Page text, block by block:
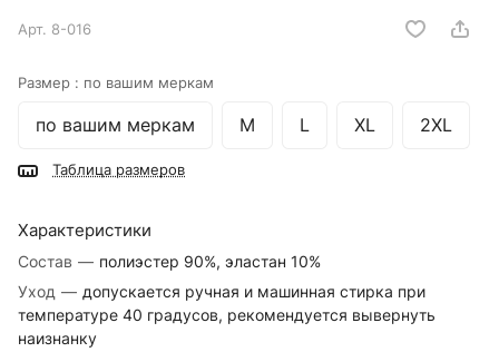
Арт. 8-016
Размер : по вашим меркам
по вашим меркам M L XL 2XL
Таблица размеров
Характеристики
Состав — полиэстер 90%, эластан 10%
Уход — допускается ручная и машинная стирка при
температуре 40 градусов, рекомендуется вывернуть
наизнанку